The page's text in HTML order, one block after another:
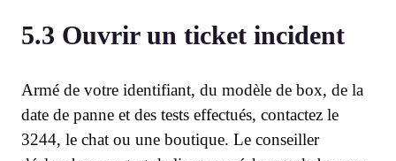
5.3 Ouvrir un ticket incident
Armé de votre identifiant, du modèle de box, de la
date de panne et des tests effectués, contactez le
3244, le chat ou une boutique. Le conseiller